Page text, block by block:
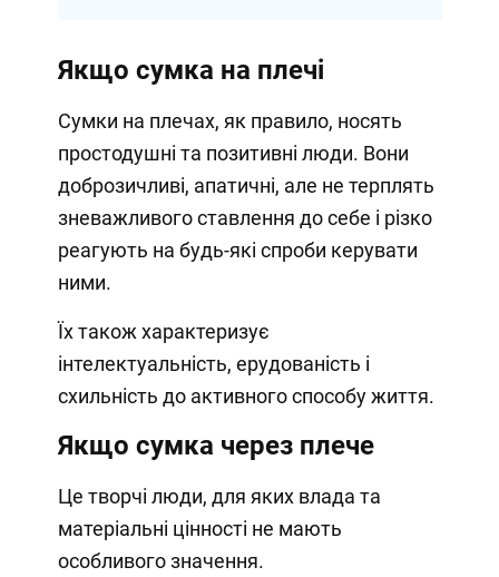
Якщо сумка на плечі
Сумки на плечах, як правило, носять
простодушні та позитивні люди. Вони
доброзичливі, апатичні, але не терплять
зневажливого ставлення до себе і різко
реагують на будь-які спроби керувати
ними.
Їх також характеризує
інтелектуальність, ерудованість і
схильність до активного способу життя.
Якщо сумка через плече
Це творчі люди, для яких влада та
матеріальні цінності не мають
особливого значення.